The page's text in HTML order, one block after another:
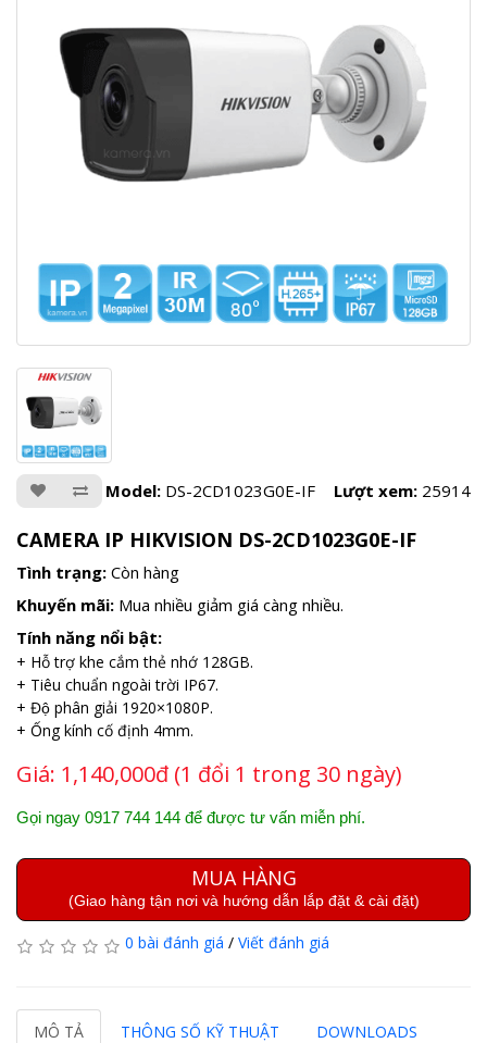
Model: DS-2CD1023G0E-IF Lượt xem: 25914
CAMERA IP HIKVISION DS-2CD1023G0E-IF
Tình trạng: Còn hàng
Khuyến mãi: Mua nhiều giảm giá càng nhiều.
Tính năng nổi bật:
+ Hỗ trợ khe cắm thẻ nhớ 128GB.
+ Tiêu chuẩn ngoài trời IP67.
+ Độ phân giải 1920×1080P.
+ Ống kính cố định 4mm.
Giá: 1,140,000đ (1 đổi 1 trong 30 ngày)
Gọi ngay 0917 744 144 để được tư vấn miễn phí.
MUA HÀNG
(Giao hàng tận nơi và hướng dẫn lắp đặt & cài đặt)
0 bài đánh giá / Viết đánh giá
MÔ TẢ THÔNG SỐ KỸ THUẬT DOWNLOADS